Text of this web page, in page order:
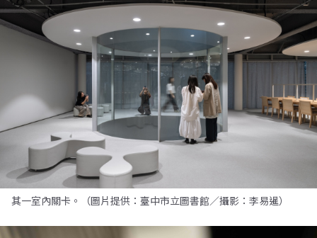
其一室內關卡。（圖片提供：臺中市立圖書館／攝影：李易暹）